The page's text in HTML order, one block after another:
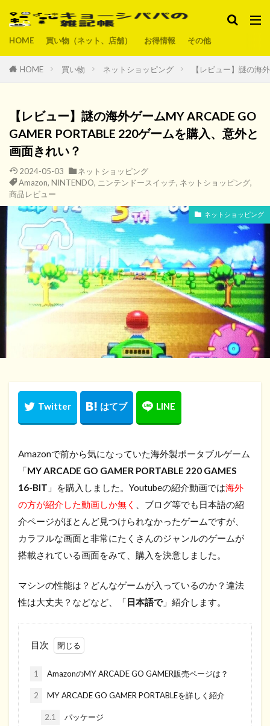
HOME 買い物（ネット、店舗） お得情報 その他
HOME 買い物 ネットショッピング 【レビュー】謎の海
【レビュー】謎の海外ゲームMY ARCADE GO
GAMER PORTABLE 220ゲームを購入、意外と
画面きれい？
2024-05-03
ネットショッピング
Amazon, NINTENDO, ニンテンドースイッチ, ネットショッピング,
商品レビュー
ネットショッピング
Amazonで前から気になっていた海外製ポータブルゲーム
「MY ARCADE GO GAMER PORTABLE 220 GAMES
16-BIT 」を購入しました。Youtubeの紹介動画では海外
の方が紹介した動画しか無く
、ブログ等でも日本語の紹
介ページがほとんど見つけられなかったゲームですが、
カラフルな画面と非常にたくさんのジャンルのゲームが
搭載されている画面をみて、購入を決意しました。
マシンの性能は？どんなゲームが入っているのか？違法
性は大丈夫？などなど、「日本語で」紹介します。
目次
1 AmazonのMY ARCADE GO GAMER販売ページは？
2 MY ARCADE GO GAMER PORTABLEを詳しく紹介
2.1 パッケージ